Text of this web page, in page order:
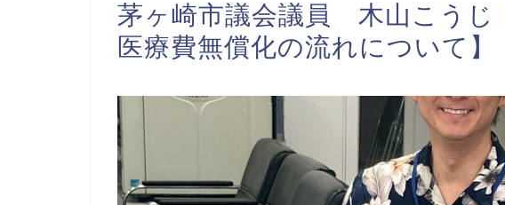
茅ヶ崎市議会議員 木山こうじ
医療費無償化の流れについて】